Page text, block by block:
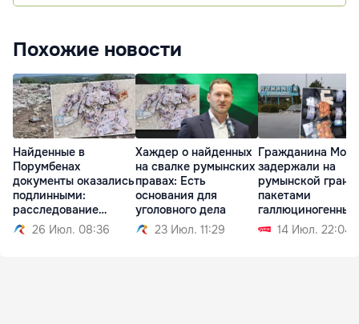
Похожие новости
Найденные в
Порумбенах
документы оказались
подлинными:
расследование
продолжается
26 Июл. 08:36
Хаждер о найденных
на свалке румынских
правах: Есть
основания для
уголовного дела
23 Июл. 11:29
Гражданина
задержали на
румынской
пакетами
галлюциногенных
грибов14 Июл. 22:04